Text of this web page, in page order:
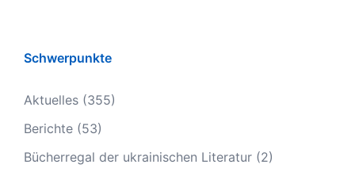
Schwerpunkte
Aktuelles (355)
Berichte (53)
Bücherregal der ukrainischen Literatur (2)